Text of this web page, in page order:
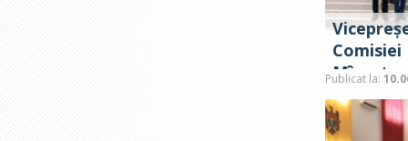
Comisiei
Mînzatu,
Publicat la: